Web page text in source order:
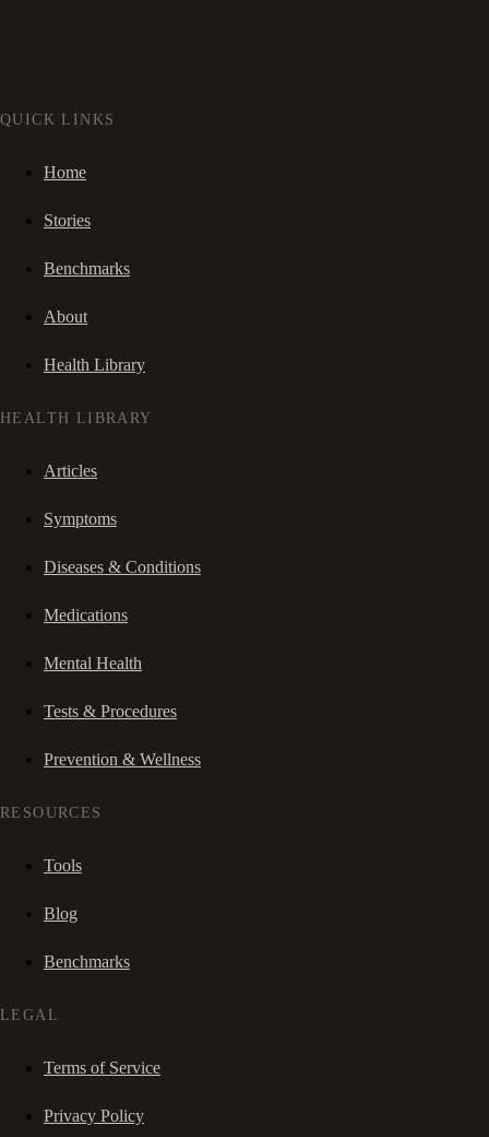
QUICK LINKS
Home
Stories
Benchmarks
About
Health Library
HEALTH LIBRARY
Articles
Symptoms
Diseases & Conditions
Medications
Mental Health
Tests & Procedures
Prevention & Wellness
RESOURCES
Tools
Blog
Benchmarks
LEGAL
Terms of Service
Privacy Policy